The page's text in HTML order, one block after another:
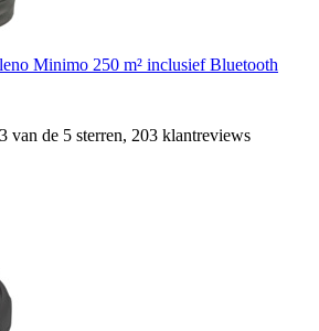
Minimo 250 m² inclusief Bluetooth
van de 5 sterren, 203 klantreviews